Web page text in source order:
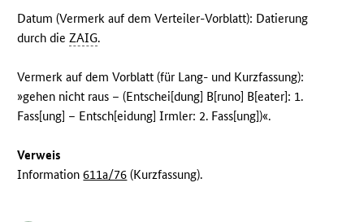
Datum (Vermerk auf dem Verteiler-Vorblatt): Datierung
durch dieZAIG.
Vermerk auf dem Vorblatt (für Lang- und Kurzfassung):
»gehen nicht raus – (Entschei[dung] B[runo] B[eater]: 1.
Fass[ung] – Entsch[eidung] Irmler: 2. Fass[ung])«.
Verweis
Information611a/76 (Kurzfassung).